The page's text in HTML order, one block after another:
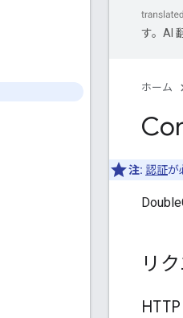
す。AI
ホーム
注: 認証が
リ